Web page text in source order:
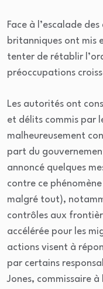
Face à l’escalade
britanniques ont mis
tenter de rétablir
préoccupations
Les autorités ont
et délits commis par
malheureusement
part du
annoncé quelques
contre ce
malgré tout),
contrôles aux
accélérée pour les
actions visent à
par certains
Jones, commissaire